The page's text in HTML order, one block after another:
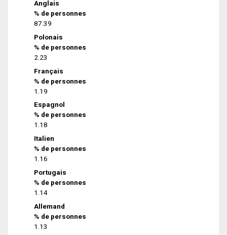
Anglais
% de personnes
87.39
Polonais
% de personnes
2.23
Français
% de personnes
1.19
Espagnol
% de personnes
1.18
Italien
% de personnes
1.16
Portugais
% de personnes
1.14
Allemand
% de personnes
1.13